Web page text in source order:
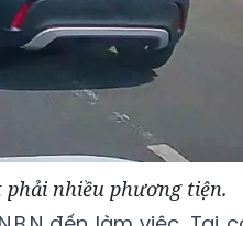
nhiều phương tiện.